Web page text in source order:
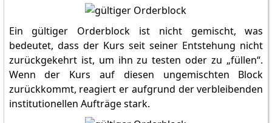
Ein gültiger Orderblock ist nicht gemischt, was
bedeutet, dass der Kurs seit seiner Entstehung nicht
zurückgekehrt ist, um ihn zu testen oder zu „füllen“.
Wenn der Kurs auf diesen ungemischten Block
zurückkommt, reagiert er aufgrund der verbleibenden
institutionellen Aufträge stark.